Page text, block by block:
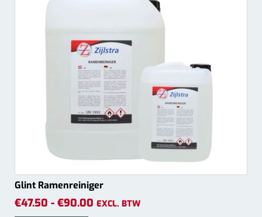
Glint Ramenreiniger
€47.50 - €90.00 EXCL. BTW